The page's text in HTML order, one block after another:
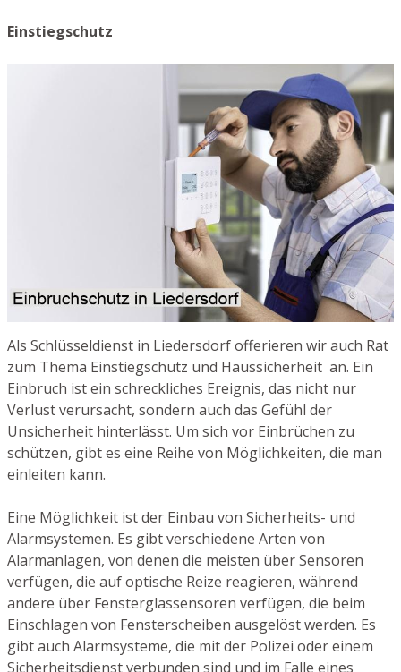
Einstiegschutz
Als Schlüsseldienst in Liedersdorf offerieren wir auch Rat
zum Thema Einstiegschutz und Haussicherheit an. Ein
Einbruch ist ein schreckliches Ereignis, das nicht nur
Verlust verursacht, sondern auch das Gefühl der
Unsicherheit hinterlässt. Um sich vor Einbrüchen zu
schützen, gibt es eine Reihe von Möglichkeiten, die man
einleiten kann.
Eine Möglichkeit ist der Einbau von Sicherheits- und
Alarmsystemen. Es gibt verschiedene Arten von
Alarmanlagen, von denen die meisten über Sensoren
verfügen, die auf optische Reize reagieren, während
andere über Fensterglassensoren verfügen, die beim
Einschlagen von Fensterscheiben ausgelöst werden. Es
gibt auch Alarmsysteme, die mit der Polizei oder einem
Sicherheitsdienst verbunden sind und im Falle eines